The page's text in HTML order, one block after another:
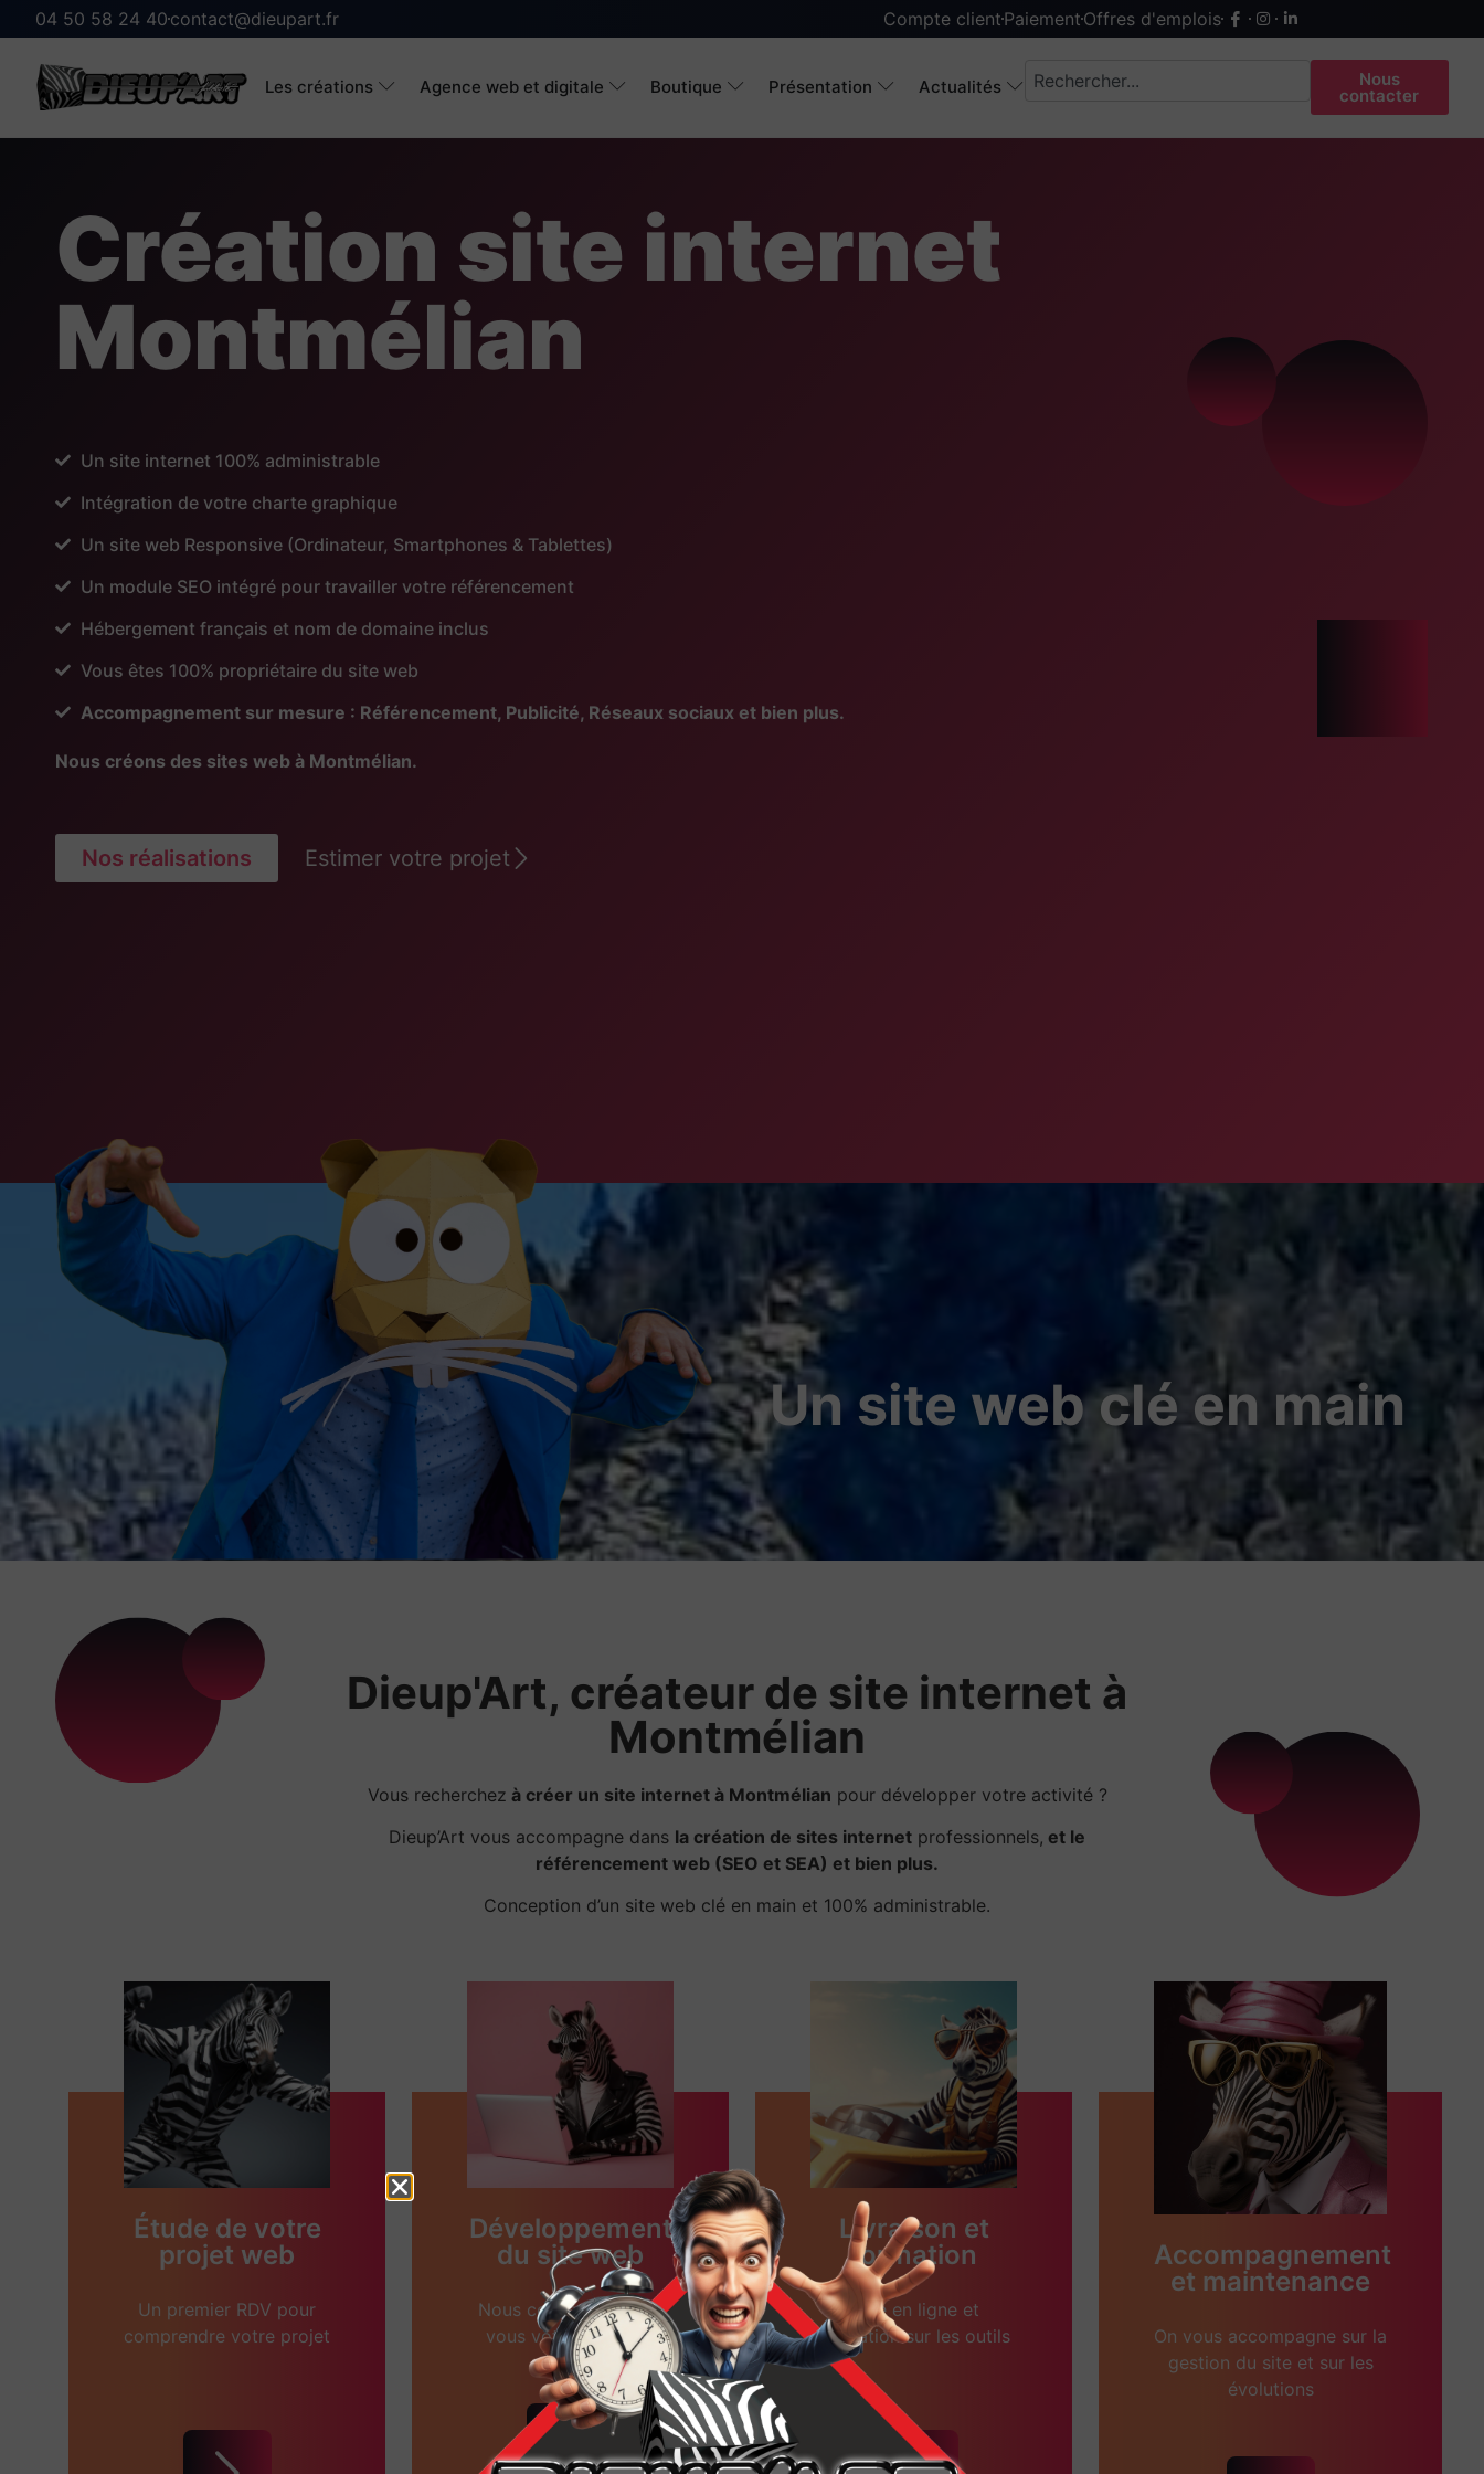
04 50 58 24 40 contact@dieupart.fr Compte client Paiement Offres d'emplois
Les créations Agence web et digitale Boutique Présentation Actualités Nous
contacter
Création site internet
Montmélian
Un site internet 100% administrable
Intégration de votre charte graphique
Un site web Responsive (Ordinateur, Smartphones & Tablettes)
Un module SEO intégré pour travailler votre référencement
Hébergement français et nom de domaine inclus
Vous êtes 100% propriétaire du site web
Accompagnement sur mesure : Référencement, Publicité, Réseaux sociaux et bien plus.
Nous créons des sites web à Montmélian.
Nos réalisations Estimer votre projet
Un site web clé en main
Dieup'Art, créateur de site internet à
Montmélian
Vous recherchez à créer un site internet à Montmélian pour développer votre activité ?
Dieup’Art vous accompagne dans la création de sites internet professionnels, et le
référencement web (SEO et SEA) et bien plus.
Conception d’un site web clé en main et 100% administrable.
Étude de votre
projet web
Un premier RDV pour
comprendre votre projet
Développement
du site web
Nous concevons avec
vous votre site web.
Livraison et
formation
Mise en ligne et
formation sur les outils
Accompagnement
et maintenance
On vous accompagne sur la
gestion du site et sur les
évolutions